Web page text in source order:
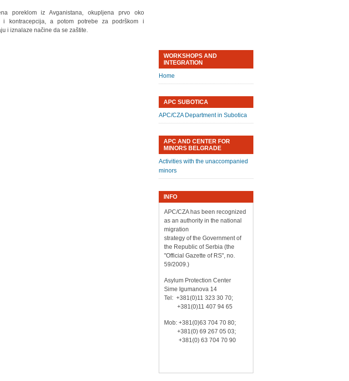
poreklom iz Avganistana, okupljena prvo oko
kontracepcija, a potom potrebe za podrškom i
i iznalaze načine da se zaštite.
WORKSHOPS AND
INTEGRATION
Home
APC SUBOTICA
APC/CZA Department in Subotica
APC AND CENTER FOR
MINORS BELGRADE
Activities with the unaccompanied
minors
INFO
APC/CZA has been recognized
as an authority in the national
migration
strategy of the Government of
the Republic of Serbia (the
"Official Gazette of RS", no.
59/2009.)
Asylum Protection Center
Sime Igumanova 14
Tel: +381(0)11 323 30 70;
+381(0)11 407 94 65
Mob: +381(0)63 704 70 80;
+381(0) 69 267 05 03;
+381(0) 63 704 70 90